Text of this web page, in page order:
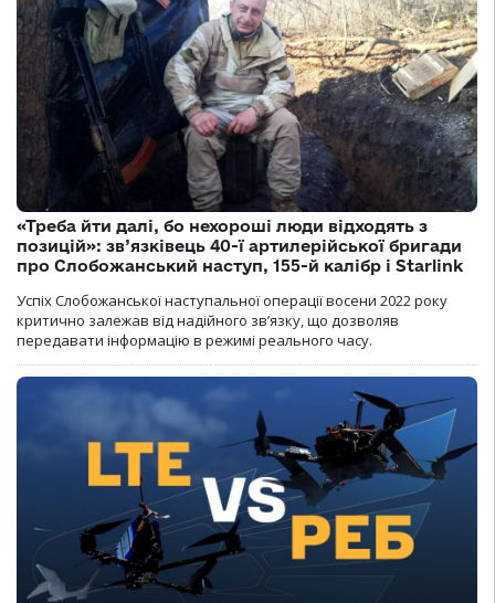
«Треба йти далі, бо нехороші люди відходять з
позицій»: зв’язківець 40-ї артилерійської бригади
про Слобожанський наступ, 155-й калібр і Starlink
Успіх Слобожанської наступальної операції восени 2022 року
критично залежав від надійного зв’язку, що дозволяв
передавати інформацію в режимі реального часу.